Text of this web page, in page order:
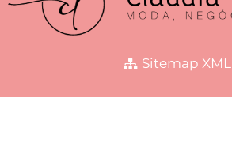
Sitemap XML